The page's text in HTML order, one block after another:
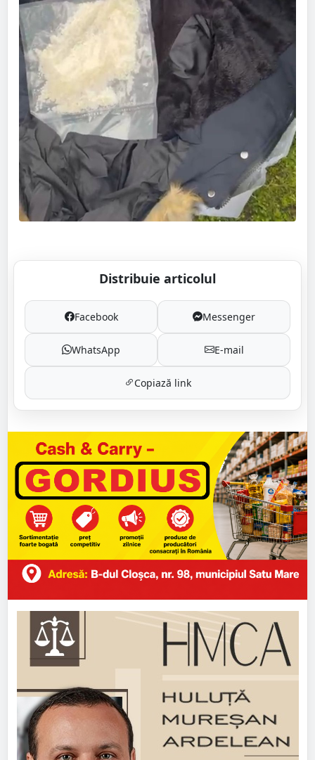
Distribuie articolul
Facebook Messenger
WhatsApp E-mail
Copiază link